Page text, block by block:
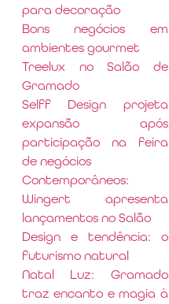
para decoração
Bons negócios em
ambientes gourmet
Treelux no Salão de
Gramado
Selff Design projeta
expansão após
participação na feira
de negócios
Contemporâneos:
Wingert apresenta
lançamentos no Salão
Design e tendência: o
futurismo natural
Natal Luz: Gramado
traz encanto e magia à